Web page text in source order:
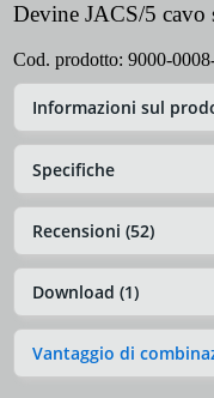
Devine JACS/5 cavo
Cod. prodotto: 9000-
Informazioni sul
Specifiche
Recensioni (52)
Download (1)
Vantaggio di